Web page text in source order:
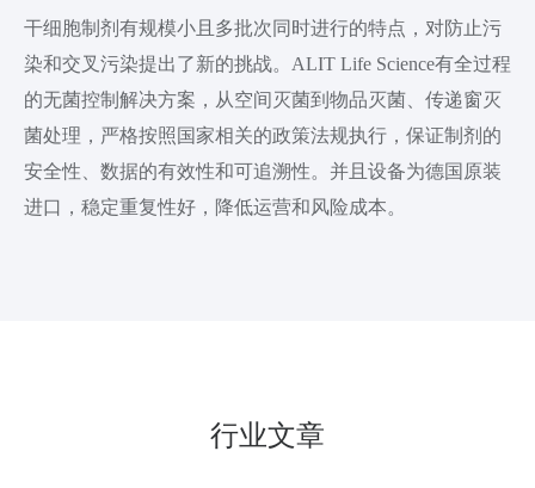
干细胞制剂有规模小且多批次同时进行的特点，对防止污
染和交叉污染提出了新的挑战。ALIT Life Science有全过程
的无菌控制解决方案，从空间灭菌到物品灭菌、传递窗灭
菌处理，严格按照国家相关的政策法规执行，保证制剂的
安全性、数据的有效性和可追溯性。并且设备为德国原装
进口，稳定重复性好，降低运营和风险成本。
行业文章